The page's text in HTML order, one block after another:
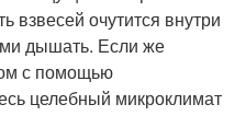
взвесей очутится внутри
дышать. Если же
с помощью
целебный микроклимат